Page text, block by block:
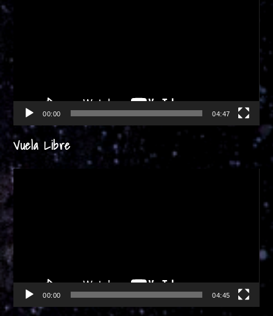
de
00:00 04:47
Vuela Libre
Reproductor
de
00:00 04:45